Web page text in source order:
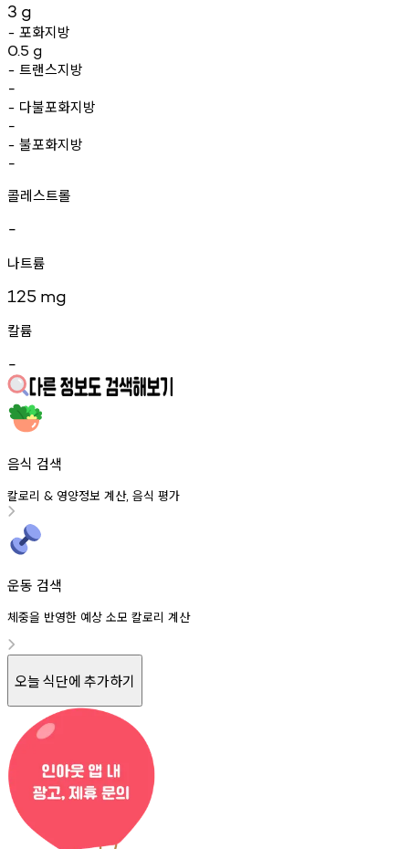
3 g
- 포화지방
0.5 g
- 트랜스지방
-
- 다불포화지방
-
- 불포화지방
-
콜레스트롤
-
나트륨
125 mg
칼륨
-
음식 검색
칼로리 & 영양정보 계산, 음식 평가
운동 검색
체중을 반영한 예상 소모 칼로리 계산
오늘 식단에 추가하기